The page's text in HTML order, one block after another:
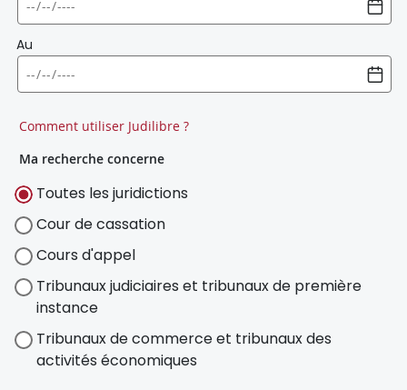
Au
Comment utiliser Judilibre ?
Ma recherche concerne
Toutes les juridictions
Cour de cassation
Cours d'appel
Tribunaux judiciaires et tribunaux de première
instance
Tribunaux de commerce et tribunaux des
activités économiques